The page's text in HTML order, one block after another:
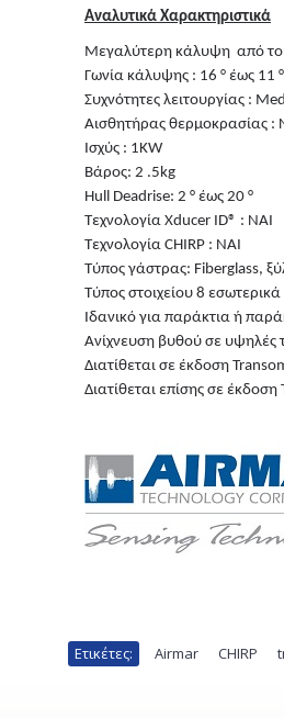
Αναλυτικά Χαρακτηριστικά
Μεγαλύτερη κάλυψη από
Γωνία κάλυψης : 16 ° έως 11 °
Συχνότητες λειτουργίας :
Αισθητήρας θερμοκρασίας :
Ισχύς : 1KW
Βάρος: 2 .5kg
Hull Deadrise: 2 ° έως 20 °
Τεχνολογία Xducer ID® : NAI
Τεχνολογία CHIRP : NAI
Τύπος γάστρας: Fiberglass,
Τύπος στοιχείου 8
Ιδανικό για παράκτια ή
Ανίχνευση βυθού σε υψηλές
Διατίθεται σε έκδοση
Διατίθεται επίσης σε
Ετικέτες: Airmar CHIRP